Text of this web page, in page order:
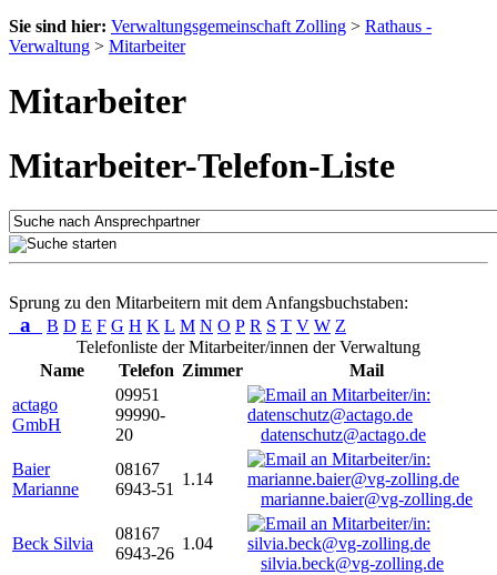
Sie sind hier: Verwaltungsgemeinschaft Zolling > Rathaus -
Verwaltung > Mitarbeiter
Mitarbeiter
Mitarbeiter-Telefon-Liste
Sprung zu den Mitarbeitern mit dem Anfangsbuchstaben:
a B D E F G H K L M N O P R S T V W Z
Telefonliste der Mitarbeiter/innen der Verwaltung
Name
Telefon Zimmer
Mail
actago
GmbH
09951
99990-
20
datenschutz@actago.de
Baier
Marianne
08167
6943-51
1.14
marianne.baier@vg-zolling.de
Beck Silvia
08167
6943-26
1.04
silvia.beck@vg-zolling.de